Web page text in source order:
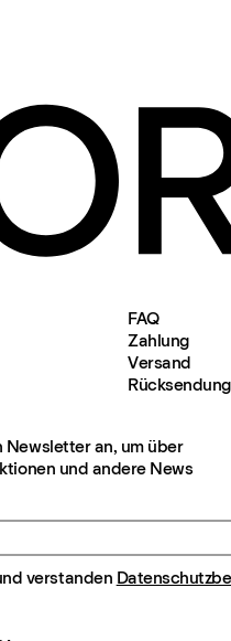
FAQ
Zahlung
Versand
Newsletter an, um über
und andere News
verstanden